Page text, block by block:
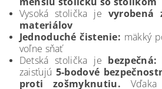
Vysoká stolička je vyrobená
materiálov
Jednoduché čistenie: mäkký
voľne sňať
Detská stolička je bezpečná:
zaisťujú 5-bodové
proti zošmyknutiu.